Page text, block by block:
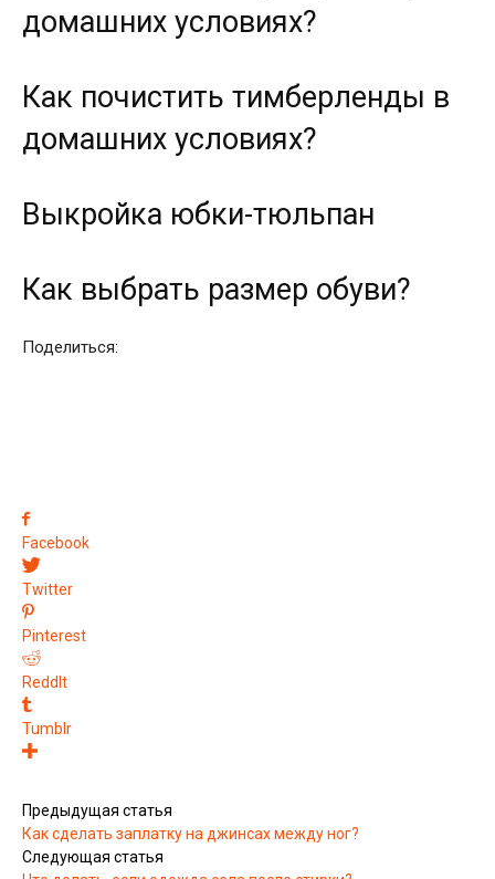
домашних условиях?
Как почистить тимберленды в
домашних условиях?
Выкройка юбки-тюльпан
Как выбрать размер обуви?
Поделиться:
Facebook
Twitter
Pinterest
ReddIt
Tumblr
Предыдущая статья
Как сделать заплатку на джинсах между ног?
Следующая статья